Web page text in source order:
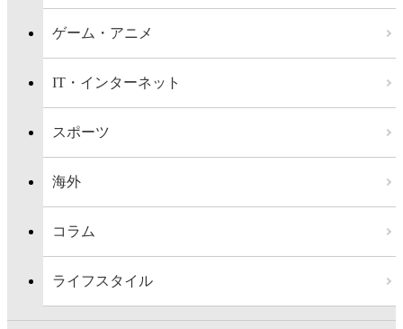
ゲーム・アニメ
IT・インターネット
スポーツ
海外
コラム
ライフスタイル